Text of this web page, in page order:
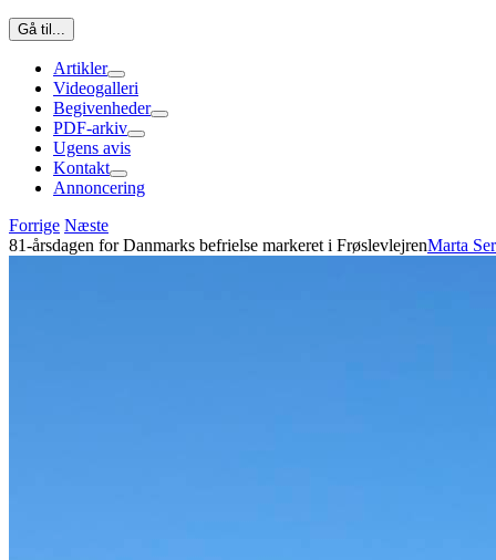
Gå til...
Artikler
Videogalleri
Begivenheder
PDF-arkiv
Ugens avis
Kontakt
Annoncering
Forrige Næste
81-årsdagen for Danmarks befrielse markeret i FrøslevlejrenMarta